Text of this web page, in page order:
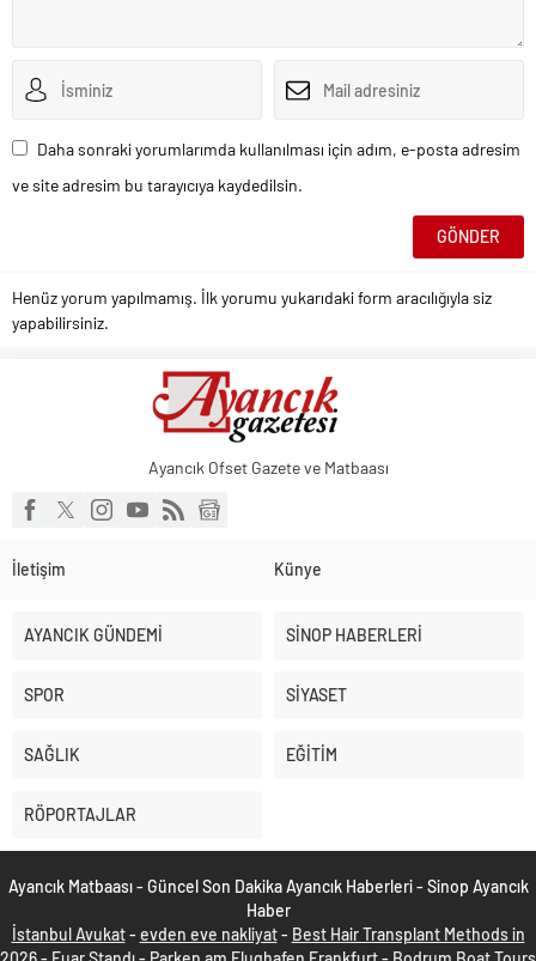
Daha sonraki yorumlarımda kullanılması için adım, e-posta adresim
ve site adresim bu tarayıcıya kaydedilsin.
Henüz yorum yapılmamış. İlk yorumu yukarıdaki form aracılığıyla siz
yapabilirsiniz.
Ayancık Ofset Gazete ve Matbaası
İletişim Künye
AYANCIK GÜNDEMİ SİNOP HABERLERİ
SPOR SİYASET
SAĞLIK EĞİTİM
RÖPORTAJLAR
Ayancık Matbaası - Güncel Son Dakika Ayancık Haberleri - Sinop Ayancık
Haber
İstanbul Avukat- evden eve nakliyat- Best Hair Transplant Methods in